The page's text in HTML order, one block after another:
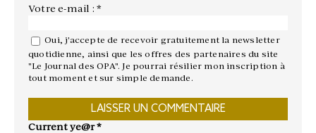
Votre e-mail : *
Oui, j'accepte de recevoir gratuitement la newsletter
quotidienne, ainsi que les offres des partenaires du site
"Le Journal des OPA". Je pourrai résilier mon inscription à
tout moment et sur simple demande.
Current ye@r*